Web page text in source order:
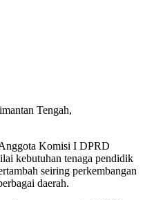
Tengah,
Komisi I DPRD
kebutuhan tenaga pendidik
seiring perkembangan
daerah.